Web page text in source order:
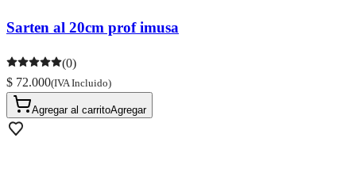
Sarten al 20cm prof imusa
(0)
$ 72.000(IVA Incluido)
Agregar al carritoAgregar